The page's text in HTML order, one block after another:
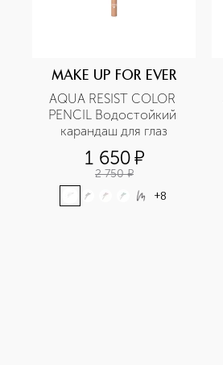
MAKE UP FOR EVER
AQUA RESIST COLOR
PENCIL Водостойкий
карандаш для глаз
1 650¤
2 750 ¤
+8